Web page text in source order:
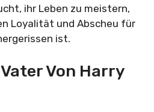
ihr Leben zu meistern,
Loyalität und Abscheu für
ist.
Von Harry